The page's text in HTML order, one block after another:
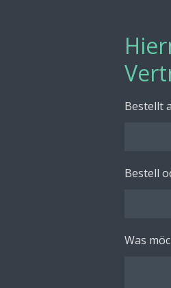
Bestellt
Bestell
Was